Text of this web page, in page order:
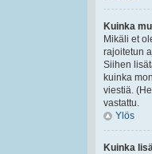
Kuinka
Mikäli et
rajoitetun
Siihen
kuinka
viestiä.
vastattu.
Ylös
Kuinka